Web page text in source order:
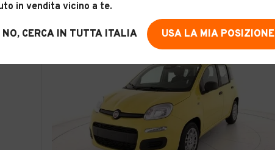
in vendita vicino a te.
NO, CERCA IN TUTTA ITALIA USA LA MIA POSIZIONE